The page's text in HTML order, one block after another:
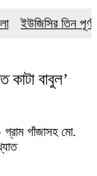
ইউজিসির তিন
কাটা বাবুল’
গ্রাম গাঁজাসহ মো.